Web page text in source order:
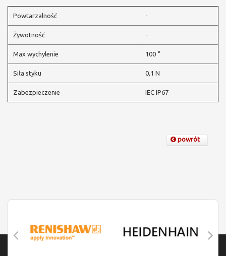
Powtarzalność -
Żywotność -
Max wychylenie 100 °
Siła styku 0,1 N
Zabezpieczenie IEC IP67
powrót